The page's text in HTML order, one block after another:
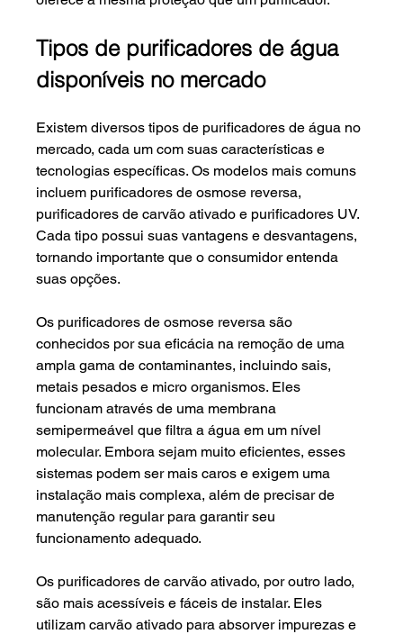
Tipos de purificadores de água
disponíveis no mercado
Existem diversos tipos de purificadores de água no
mercado, cada um com suas características e
tecnologias específicas. Os modelos mais comuns
incluem purificadores de osmose reversa,
purificadores de carvão ativado e purificadores UV.
Cada tipo possui suas vantagens e desvantagens,
tornando importante que o consumidor entenda
suas opções.
Os purificadores de osmose reversa são
conhecidos por sua eficácia na remoção de uma
ampla gama de contaminantes, incluindo sais,
metais pesados e micro organismos. Eles
funcionam através de uma membrana
semipermeável que filtra a água em um nível
molecular. Embora sejam muito eficientes, esses
sistemas podem ser mais caros e exigem uma
instalação mais complexa, além de precisar de
manutenção regular para garantir seu
funcionamento adequado.
Os purificadores de carvão ativado, por outro lado,
são mais acessíveis e fáceis de instalar. Eles
utilizam carvão ativado para absorver impurezas e